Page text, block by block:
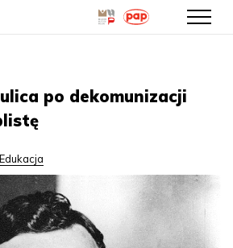
treści
po dekomunizacji
Edukacja